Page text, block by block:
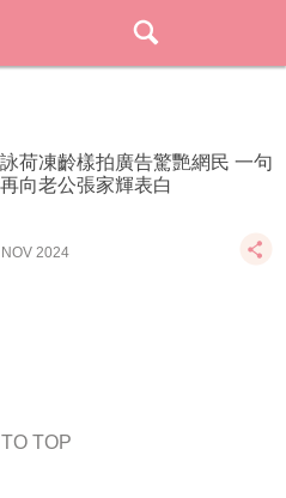
荷凍齡樣拍廣告驚艷網民 一句
向老公張家輝表白
2024
TOP